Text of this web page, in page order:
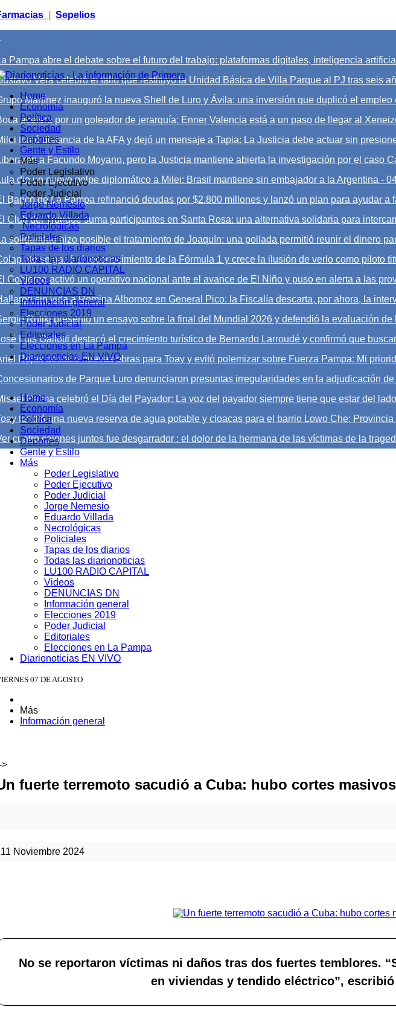
Sepelios
Pampa abre el debate sobre el futuro del trabajo: plataformas digitales, inteligencia
Vera celebró el fallo que restituyó la Unidad Básica de Villa Parque al PJ tras seis
Martínez inauguró la nueva Shell de Luro y Ávila: una inversión que duplicó el empleo
acelera por un goleador de jerarquía: Enner Valencia está a un paso de llegar al
tomó distancia de la AFA y dejó un mensaje a Tapia: La Justicia debe actuar sin
a Facundo Moyano, pero la Justicia mantiene abierta la investigación por el caso
dio un nuevo golpe diplomático a Milei: Brasil mantiene sin embajador a la Argentina -
Banco de La Pampa refinanció deudas por $2.800 millones y lanzó un plan para ayudar a
Club del Trueque suma participantes en Santa Rosa: una alternativa solidaria para
solidaridad hizo posible el tratamiento de Joaquín: una pollada permitió reunir el dinero
se ganó el reconocimiento de la Fórmula 1 y crece la ilusión de verlo como piloto
Gobierno activó un operativo nacional ante el avance de El Niño y puso en alerta a las
sin vida a Romina Albornoz en General Pico: la Fiscalía descarta, por ahora, la
Ruliki presentó un ensayo sobre la final del Mundial 2026 y defendió la evaluación
Luis Gallotti destacó el crecimiento turístico de Bernardo Larroudé y confirmó que
Rojas destacó nuevas obras para Toay y evitó polemizar sobre Fuerza Pampa: Mi
de Parque Luro denunciaron presuntas irregularidades en la adjudicación
Palma celebró el Día del Payador: La voz del payador siempre tiene que estar del
tendrá una nueva reserva de agua potable y cloacas para el barrio Lowo Che:
cuatro cajones juntos fue desgarrador : el dolor de la hermana de las víctimas de la
Home
Economía
Política
Sociedad
Deportes
Gente y Estilo
Más
Poder Legislativo
Poder Ejecutivo
Poder Judicial
Jorge Nemesio
Eduardo Villada
Necrológicas
Policiales
Tapas de los diarios
Todas las diarionoticias
LU100 RADIO CAPITAL
Videos
DENUNCIAS DN
Información general
Elecciones 2019
Poder Judicial
Editoriales
Elecciones en La Pampa
Diarionoticias EN VIVO
Home
Economía
Política
Sociedad
Deportes
Gente y Estilo
Más
Poder Legislativo
Poder Ejecutivo
Poder Judicial
Jorge Nemesio
Eduardo Villada
Necrológicas
Policiales
Tapas de los diarios
Todas las diarionoticias
LU100 RADIO CAPITAL
Videos
DENUNCIAS DN
Información general
Elecciones 2019
Poder Judicial
Editoriales
Elecciones en La Pampa
Diarionoticias EN VIVO
07 DE AGOSTO
Más
Información general
>
fuerte terremoto sacudió a Cuba: hubo cortes
11 Noviembre 2024
No se reportaron víctimas ni daños tras dos fuertes temblores.
en viviendas y tendido eléctrico”,